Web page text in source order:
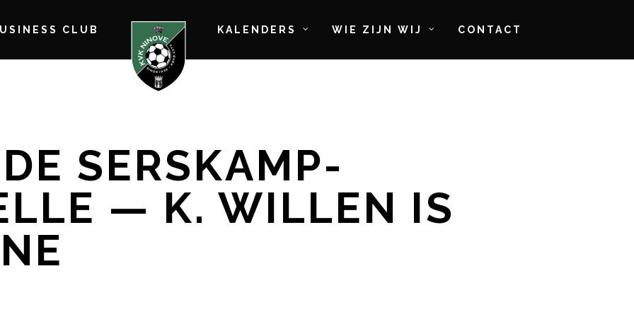
CLUB KALENDERS WIE ZIJN WIJ CONTACT
SERSKAMP-
— K. WILLEN IS